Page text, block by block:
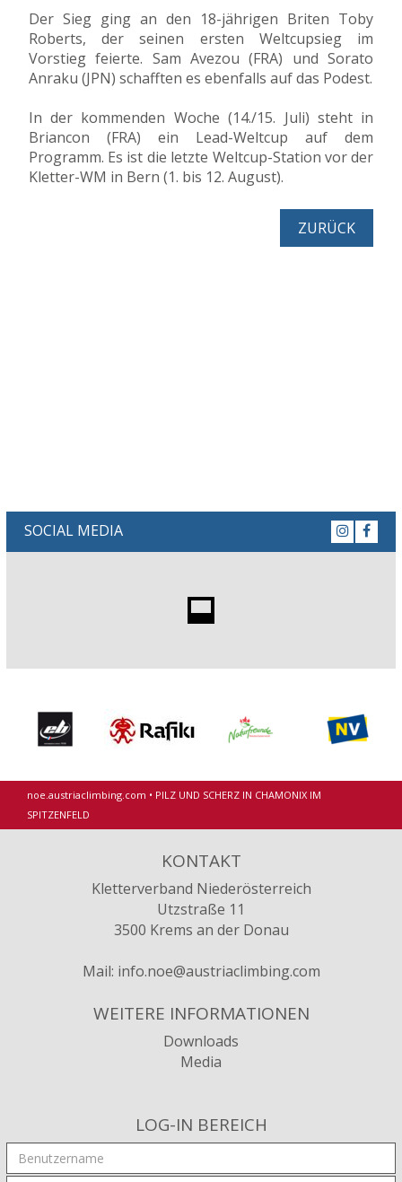
Der Sieg ging an den 18-jährigen Briten Toby
Roberts, der seinen ersten Weltcupsieg im
Vorstieg feierte. Sam Avezou (FRA) und Sorato
Anraku (JPN) schafften es ebenfalls auf das Podest.
In der kommenden Woche (14./15. Juli) steht in
Briancon (FRA) ein Lead-Weltcup auf dem
Programm. Es ist die letzte Weltcup-Station vor der
Kletter-WM in Bern (1. bis 12. August).
ZURÜCK
SOCIAL MEDIA
noe.austriaclimbing.com • PILZ UND SCHERZ IN CHAMONIX IM
SPITZENFELD
KONTAKT
Kletterverband Niederösterreich
Utzstraße 11
3500 Krems an der Donau
Mail: info.noe@austriaclimbing.com
WEITERE INFORMATIONEN
Downloads
Media
LOG-IN BEREICH